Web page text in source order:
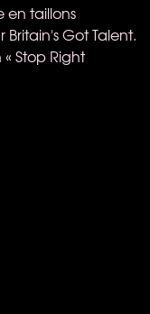
en taillons
Got Talent.
Stop Right